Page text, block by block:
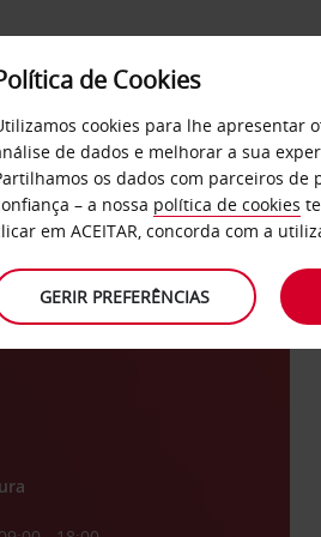
SERVIÇOS EMPRESAS
de Cookies
cookies para lhe apresentar
de dados e melhorar a sua
os dados com parceiros de
– a nossa política de cookies
em ACEITAR, concorda com a
GERIR PREFERÊNCIAS